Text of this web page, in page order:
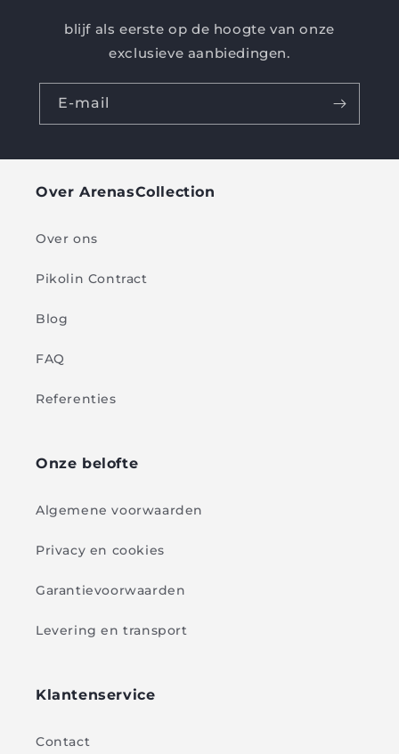
blijf als eerste op de hoogte van onze
exclusieve aanbiedingen.
E-mail
Over ArenasCollection
Over ons
Pikolin Contract
Blog
FAQ
Referenties
Onze belofte
Algemene voorwaarden
Privacy en cookies
Garantievoorwaarden
Levering en transport
Klantenservice
Contact